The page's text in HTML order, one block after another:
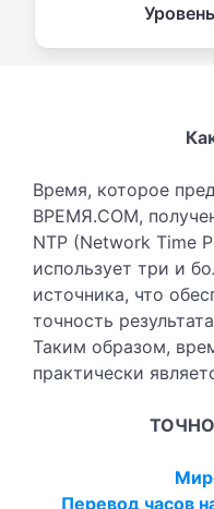
Время, которое
ВРЕМЯ.COM,
NTP (Network Time
использует три и
источника, что
точность
Таким образом,
практически
Перевод часов